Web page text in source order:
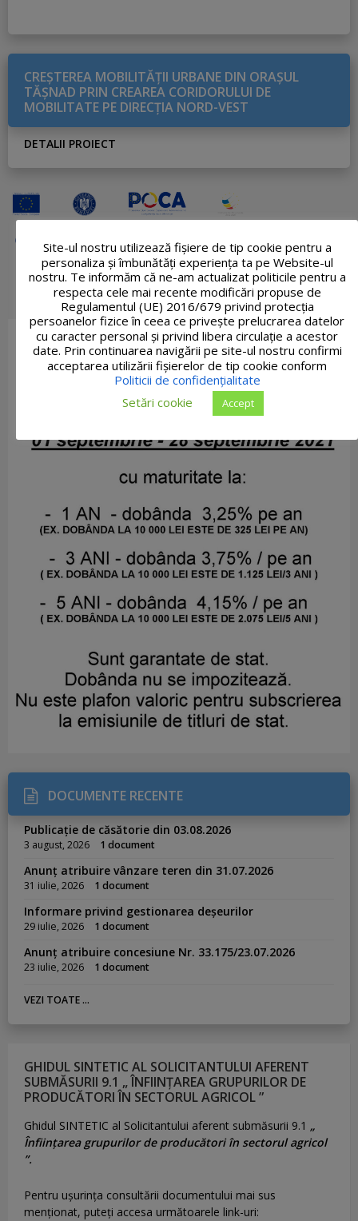
CREŞTEREA MOBILITĂŢII URBANE DIN ORAŞUL
TĂŞNAD PRIN CREAREA CORIDORULUI DE
MOBILITATE PE DIRECŢIA NORD-VEST
DETALII PROIECT
DOCUMENTE RECENTE
Publicație de căsătorie din 03.08.2026
3 august, 2026 1 document
Anunț atribuire vânzare teren din 31.07.2026
31 iulie, 2026 1 document
Informare privind gestionarea deșeurilor
29 iulie, 2026 1 document
Anunț atribuire concesiune Nr. 33.175/23.07.2026
23 iulie, 2026 1 document
VEZI TOATE ...
GHIDUL SINTETIC AL SOLICITANTULUI AFERENT
SUBMĂSURII 9.1 „ ÎNFIINȚAREA GRUPURILOR DE
PRODUCĂTORI ÎN SECTORUL AGRICOL ”
Ghidul SINTETIC al Solicitantului aferent submăsurii 9.1 „
Înființarea grupurilor de producători în sectorul agricol
”.
Pentru uşurinţa consultării documentului mai sus
menţionat, puteţi accesa următoarele link-uri:
Site-ul nostru utilizează fişiere de tip cookie pentru a
personaliza și îmbunătăți experiența ta pe Website-ul
nostru. Te informăm că ne-am actualizat politicile pentru a
respecta cele mai recente modificări propuse de
Regulamentul (UE) 2016/679 privind protecția
persoanelor fizice în ceea ce privește prelucrarea datelor
cu caracter personal și privind libera circulație a acestor
date. Prin continuarea navigării pe site-ul nostru confirmi
acceptarea utilizării fişierelor de tip cookie conform
Politicii de confidențialitate
Setări cookie
Accept